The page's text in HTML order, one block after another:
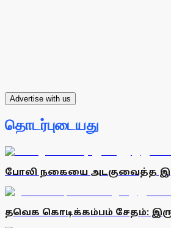
Advertise with us
தொடர்புடையது
போலி நகையை அடகுவைத்த
தவெக கொடிக்கம்பம் சேதம்: